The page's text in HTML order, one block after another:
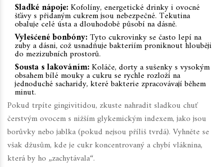
Sladké nápoje:Kofolíny, energetické drinky i ovocné
šťávy s přidaným cukrem jsou nebezpečné. Tekutina
obaluje celé ústa a dlouhodobě působí na dásně.
Vylešćené bonbóny:Tyto cukrovinky se často lepí na
zuby a dásni, což usnadňuje bakteriím proniknout hlouběji
do mezizubních prostorů.
Sousta s lakováním:Koláče, dorty a sušenky s vysokým
obsahem bílé mouky a cukru se rychle rozloží na
jednoduché sacharidy, které bakterie zpracovávají během
minut.
Pokud trpíte gingivitidou, zkuste nahradit sladkou chuť
čerstvým ovocem s nižším glykemickým indexem, jako jsou
borůvky nebo jablka (pokud nejsou příliš tvrdá). Vyhněte se
však džusům, kde je cukr koncentrovaný a chybí vláknina,
která by ho „zachytávala“.